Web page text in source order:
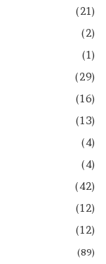
(21)
(2)
(1)
(29)
(16)
(13)
(4)
(4)
(42)
(12)
(12)
(89)